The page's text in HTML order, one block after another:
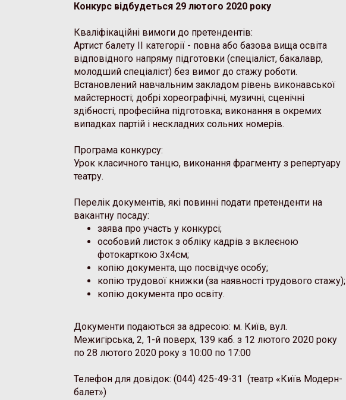
Конкурс відбудеться 29 лютого 2020 року
Кваліфікаційні вимоги до претендентів:
Артист балету ІІ категорії - повна або базова вища освіта
відповідного напряму підготовки (спеціаліст, бакалавр,
молодший спеціаліст) без вимог до стажу роботи.
Встановлений навчальним закладом рівень виконавської
майстерності; добрі хореографічні, музичні, сценічні
здібності, професійна підготовка; виконання в окремих
випадках партій і нескладних сольних номерів.
Програма конкурсу:
Урок класичного танцю, виконання фрагменту з репертуару
театру.
Перелік документів, які повинні подати претенденти на
вакантну посаду:
заява про участь у конкурсі;
особовий листок з обліку кадрів з вклеєною
фотокарткою 3х4см;
копію документа, що посвідчує особу;
копію трудової книжки (за наявності трудового стажу);
копію документа про освіту.
Документи подаються за адресою: м. Київ, вул.
Межигірська, 2, 1-й поверх, 139 каб. з 12 лютого 2020 року
по 28 лютого 2020 року з 10:00 по 17:00
Телефон для довідок: (044) 425-49-31 (театр «Київ Модерн-
балет»)